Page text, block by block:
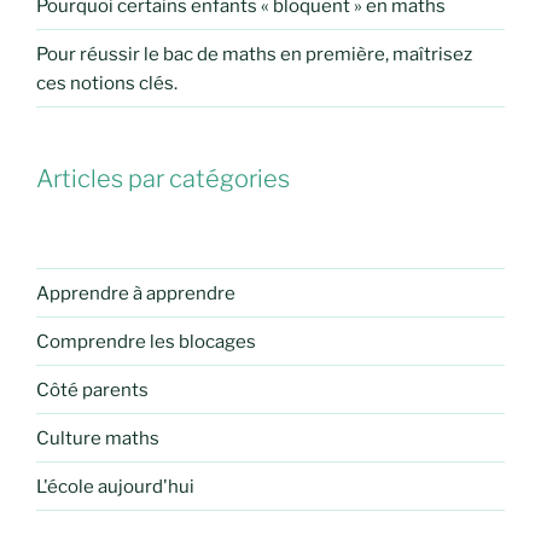
Pourquoi certains enfants « bloquent » en maths
Pour réussir le bac de maths en première, maîtrisez
ces notions clés.
Articles par catégories
Apprendre à apprendre
Comprendre les blocages
Côté parents
Culture maths
L'école aujourd'hui